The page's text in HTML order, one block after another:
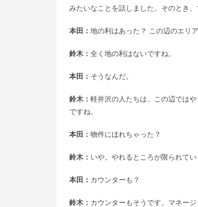
みたいなことを話しました。そのとき
本田： 地の利はあった？ この辺のエリ
鈴木： 全く地の利はないですね。
本田： そうなんだ。
鈴木： 軽井沢の人たちは、この辺では
ですね。
本田： 物件にほれちゃった？
鈴木： いや。やれるところが限られて
本田： カウンターも？
鈴木： カウンターもそうです。マネー